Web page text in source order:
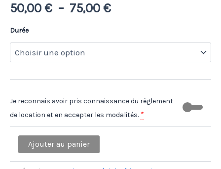
50,00 € – 75,00 €Plage
75,00 €
Durée
Je reconnais avoir pris connaissance du règlement
de location et en accepter les modalités. *
quantité
Malle
Ajouter au panier